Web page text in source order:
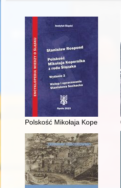
Polskość Mikołaja Kopernika